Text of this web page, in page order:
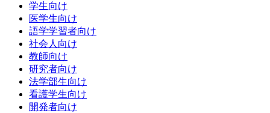
学生向け
医学生向け
語学学習者向け
社会人向け
教師向け
研究者向け
法学部生向け
看護学生向け
開発者向け